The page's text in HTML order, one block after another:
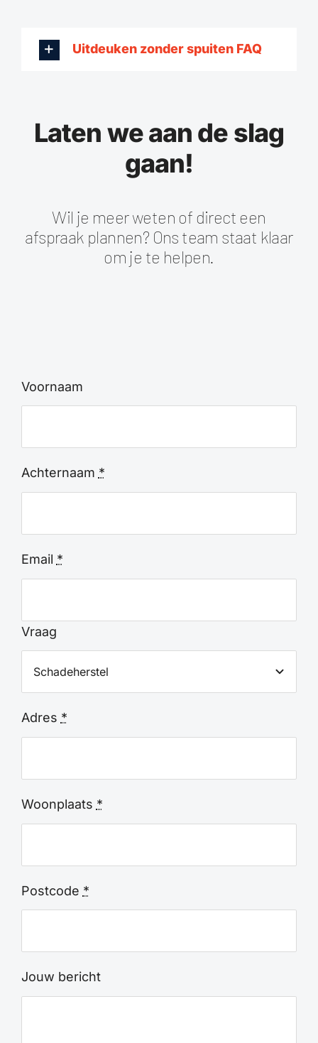
Uitdeuken zonder spuiten FAQ
Laten we aan de slag
gaan!
Wil je meer weten of direct een
afspraak plannen? Ons team staat klaar
om je te helpen.
Voornaam
Achternaam *
Email *
Vraag
Adres *
Woonplaats *
Postcode *
Jouw bericht